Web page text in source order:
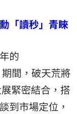
「讀秒」青睞
的
間，破天荒將
緊密結合，搭
到市場定位，